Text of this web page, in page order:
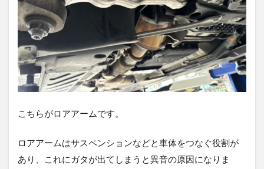
こちらがロアアームです。
ロアアームはサスペンションなどと車体をつなぐ役割が
あり、これにガタが出てしまうと異音の原因になりま